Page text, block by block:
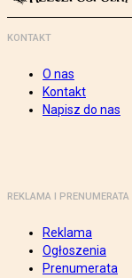
KONTAKT
O nas
Kontakt
Napisz do nas
REKLAMA I PRENUMERATA
Reklama
Ogłoszenia
Prenumerata